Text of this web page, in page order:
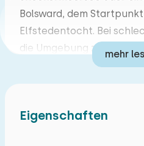
Bolsward, dem
Elfstedentocht. Bei
die Umgebung zahlreiche
Beispielsweise das
Schifffahrtsmuseum in
Attraktionen in der Nähe
mehr
17 18 19 20
Eigenschaften